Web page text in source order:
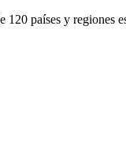
países y regiones